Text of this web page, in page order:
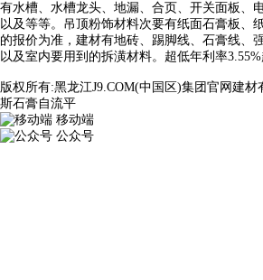
有水槽、水槽龙头、地漏、合页、开关面板、
以及等等。吊顶粉饰材料次要有纸面石膏板、
的报价为准，建材有地砖、踢脚线、石膏线、
以及室内要用到的拆潢材料。超低年利率
版权所有:黑龙江J9.COM(中国区)集团官网建材
斯石膏自流平
移动端
公众号